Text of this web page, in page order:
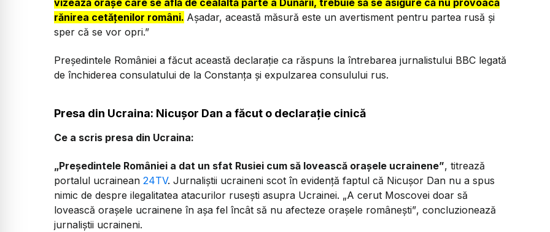
rănirea cetățenilor români. Așadar, această măsură este un avertisment pentru partea rusă și
sper că se vor opri.”
Președintele României a făcut această declarație ca răspuns la întrebarea jurnalistului BBC legată
de închiderea consulatului de la Constanța și expulzarea consulului rus.
Presa din Ucraina: Nicușor Dan a făcut o declarație cinică
Ce a scris presa din Ucraina:
„Președintele României a dat un sfat Rusiei cum să lovească orașele ucrainene”, titrează
portalul ucrainean 24TV. Jurnaliștii ucraineni scot în evidență faptul că Nicușor Dan nu a spus
nimic de despre ilegalitatea atacurilor rusești asupra Ucrainei. „A cerut Moscovei doar să
lovească orașele ucrainene în așa fel încât să nu afecteze orașele românești”, concluzionează
jurnaliștii ucraineni.